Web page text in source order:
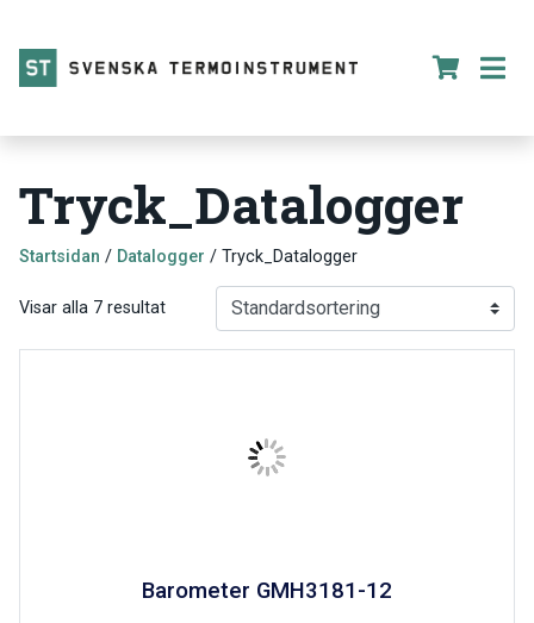
Tryck_Datalogger
Startsidan / Datalogger / Tryck_Datalogger
Visar alla 7 resultat
Barometer GMH3181-12